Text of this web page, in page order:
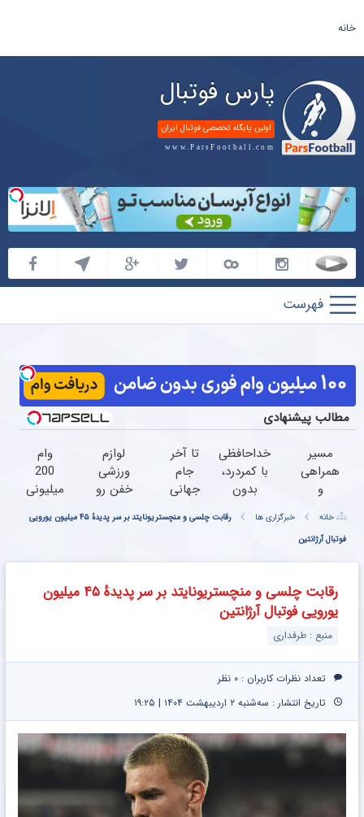
خانه
پارس فوتبال
اولین پایگاه تخصصی فوتبال ایران
www.ParsFootball.com
پارس
فوتبال
مطالب پیشنهادی
مسیر
همراهی
و
عملکرد
گروه
اسنپ
خداحافظی
با کمردرد،
بدون
آمپول
تا آخر
جام
جهانی
جلبک7
لاغر
لوازم
ورزشی
خفن رو
بخر!
وام
200
میلیونی
تتر.
الان
هویت
خانه خبرگزاری ها
رقابت چلسی و منچستریونایتد بر سر پدیدهٔ ۴۵ میلیون یورویی
فوتبال آرژانتین
رقابت چلسی و منچستریونایتد بر سر پدیدهٔ ۴۵ میلیون
یورویی فوتبال آرژانتین
منبع : طرفداری
تعداد نظرات کاربران : ۰ نظر
تاریخ انتشار : سه‌شنبه ۲ اردیبهشت ۱۴۰۴ | ۱۹:۲۵